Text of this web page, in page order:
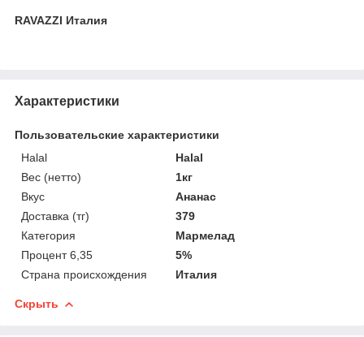
RAVAZZI Италия
Характеристики
Пользовательские характеристики
Halal
Halal
Вес (нетто)
1кг
Вкус
Ананас
Доставка (тг)
379
Категория
Мармелад
Процент 6,35
5%
Страна происхождения
Италия
Скрыть